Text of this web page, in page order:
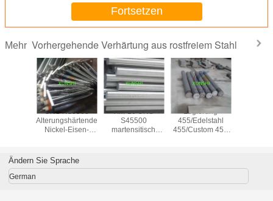
Fortsetzen
Mehr Vorhergehende Verhärtung aus rostfreiem Stahl
UNS N19903
Alterungshärtende
Nickel-Eisen-
XM-16 UNS
S45500
martensitisch
Legierung
455/Edelstahl
455/Custom 455
Ändern Sie Sprache
German